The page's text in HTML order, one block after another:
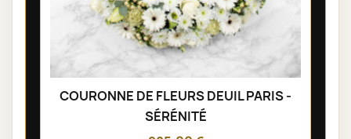
COURONNE DE FLEURS DEUIL PARIS -
SÉRÉNITÉ